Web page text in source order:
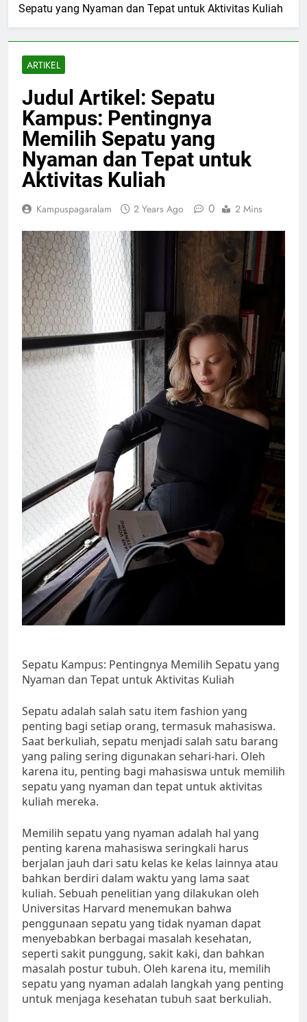
Sepatu yang Nyaman dan Tepat untuk Aktivitas Kuliah
ARTIKEL
Judul Artikel: Sepatu
Kampus: Pentingnya
Memilih Sepatu yang
Nyaman dan Tepat untuk
Aktivitas Kuliah
Kampuspagaralam 2 Years Ago 0 2 Mins
Sepatu Kampus: Pentingnya Memilih Sepatu yang
Nyaman dan Tepat untuk Aktivitas Kuliah
Sepatu adalah salah satu item fashion yang
penting bagi setiap orang, termasuk mahasiswa.
Saat berkuliah, sepatu menjadi salah satu barang
yang paling sering digunakan sehari-hari. Oleh
karena itu, penting bagi mahasiswa untuk memilih
sepatu yang nyaman dan tepat untuk aktivitas
kuliah mereka.
Memilih sepatu yang nyaman adalah hal yang
penting karena mahasiswa seringkali harus
berjalan jauh dari satu kelas ke kelas lainnya atau
bahkan berdiri dalam waktu yang lama saat
kuliah. Sebuah penelitian yang dilakukan oleh
Universitas Harvard menemukan bahwa
penggunaan sepatu yang tidak nyaman dapat
menyebabkan berbagai masalah kesehatan,
seperti sakit punggung, sakit kaki, dan bahkan
masalah postur tubuh. Oleh karena itu, memilih
sepatu yang nyaman adalah langkah yang penting
untuk menjaga kesehatan tubuh saat berkuliah.